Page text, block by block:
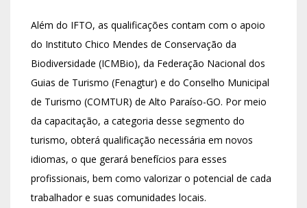
Além do IFTO, as qualificações contam com o apoio
do Instituto Chico Mendes de Conservação da
Biodiversidade (ICMBio), da Federação Nacional dos
Guias de Turismo (Fenagtur) e do Conselho Municipal
de Turismo (COMTUR) de Alto Paraíso-GO. Por meio
da capacitação, a categoria desse segmento do
turismo, obterá qualificação necessária em novos
idiomas, o que gerará benefícios para esses
profissionais, bem como valorizar o potencial de cada
trabalhador e suas comunidades locais.